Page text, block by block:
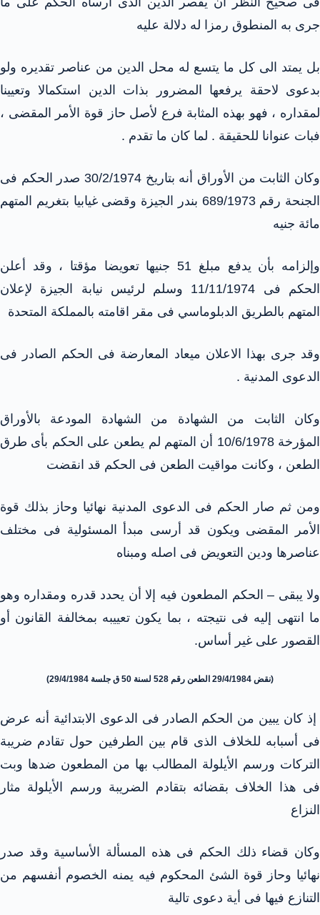
جرى به المنطوق رمزا له دلالة عليه
بل يمتد الى كل ما يتسع له محل الدين من عناصر تقديره ولو
بدعوى لاحقة يرفعها المضرور بذات الدين استكمالا وتعيينا
لمقداره ، فهو بهذه المثابة فرع لأصل حاز قوة الأمر المقضى ،
فبات عنوانا للحقيقة . لما كان ما تقدم .
وكان الثابت من الأوراق أنه بتاريخ 30/2/1974 صدر الحكم فى
الجنحة رقم 689/1973 بندر الجيزة وقضى غيابيا بتغريم المتهم
مائة جنيه
وإلزامه بأن يدفع مبلغ 51 جنيها تعويضا مؤقتا ، وقد أعلن
الحكم فى 11/11/1974 وسلم لرئيس نيابة الجيزة لإعلان
المتهم بالطريق الدبلوماسي فى مقر اقامته بالمملكة المتحدة
وقد جرى بهذا الاعلان ميعاد المعارضة فى الحكم الصادر فى
الدعوى المدنية .
وكان الثابت من الشهادة من الشهادة المودعة بالأوراق
المؤرخة 10/6/1978 أن المتهم لم يطعن على الحكم بأى طرق
الطعن ، وكانت مواقيت الطعن فى الحكم قد انقضت
ومن ثم صار الحكم فى الدعوى المدنية نهائيا وحاز بذلك قوة
الأمر المقضى ويكون قد أرسى مبدأ المسئولية فى مختلف
عناصرها ودين التعويض فى اصله ومبناه
ولا يبقى – الحكم المطعون فيه إلا أن يحدد قدره ومقداره وهو
ما انتهى إليه فى نتيجته ، بما يكون تعييبه بمخالفة القانون أو
القصور على غير أساس.
(نقض 29/4/1984 الطعن رقم 528 لسنة 50 ق جلسة 29/4/1984)
إذ كان يبين من الحكم الصادر فى الدعوى الابتدائية أنه عرض
فى أسبابه للخلاف الذى قام بين الطرفين حول تقادم ضريبة
التركات ورسم الأيلولة المطالب بها من المطعون ضدها وبت
فى هذا الخلاف بقضائه بتقادم الضريبة ورسم الأيلولة مثار
النزاع
وكان قضاء ذلك الحكم فى هذه المسألة الأساسية وقد صدر
نهائيا وحاز قوة الشئ المحكوم فيه يمنه الخصوم أنفسهم من
التنازع فيها فى أية دعوى تالية